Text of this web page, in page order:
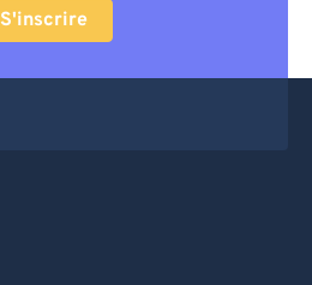
S'inscrire